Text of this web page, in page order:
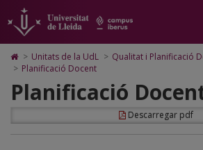
Planificació
Docent
pàgina
principal.
Universitat
Lleida
contingut
principal
pàgina
Mapa
Web.
Universitat
Lleida
Cerca
Accessibilitat.
Universitat
Lleida
Icono
de
para
la
página
> Unitats de la UdL > Qualitat i Planificació
> Planificació Docent
Planificació
Descarregar pdf